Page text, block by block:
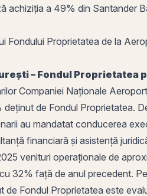
a 49% din Santander
Proprietatea de la
– Fondul Proprietatea
Companiei Naționale
de Fondul Proprietatea.
au mandatat conducerea
financiară și asistență
venituri operaționale de
32% față de anul precedent.
Fondul Proprietatea este